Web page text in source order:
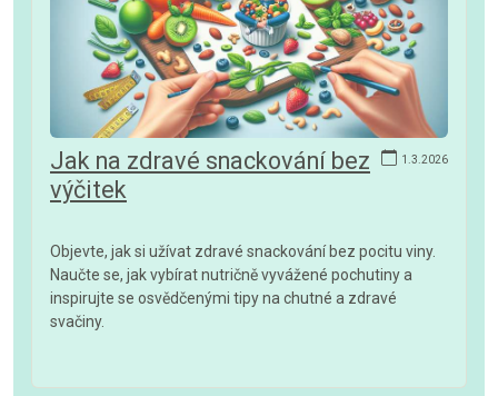
1.3.2026
Jak na zdravé snackování bez
výčitek
Objevte, jak si užívat zdravé snackování bez pocitu viny.
Naučte se, jak vybírat nutričně vyvážené pochutiny a
inspirujte se osvědčenými tipy na chutné a zdravé
svačiny.